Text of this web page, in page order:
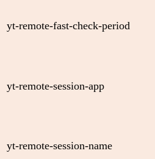
yt-remote-fast-check-period
yt-remote-session-app
yt-remote-session-name